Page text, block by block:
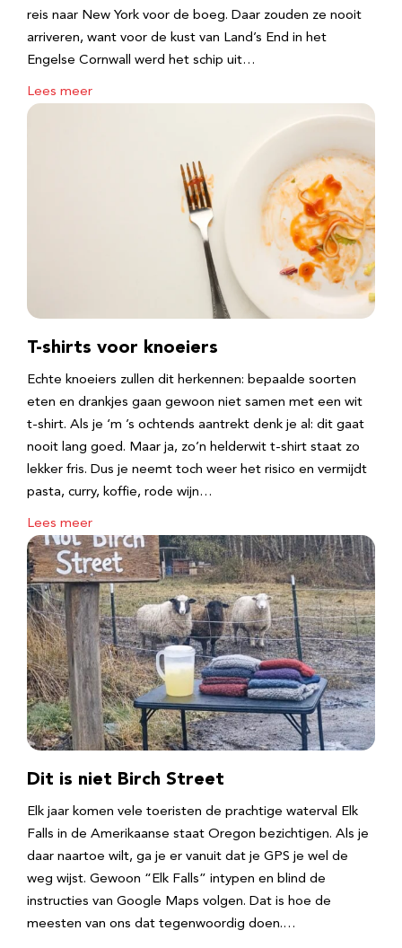
reis naar New York voor de boeg. Daar zouden ze nooit
arriveren, want voor de kust van Land’s End in het
Engelse Cornwall werd het schip uit…
Lees meer
T-shirts voor knoeiers
Echte knoeiers zullen dit herkennen: bepaalde soorten
eten en drankjes gaan gewoon niet samen met een wit
t-shirt. Als je ‘m ’s ochtends aantrekt denk je al: dit gaat
nooit lang goed. Maar ja, zo’n helderwit t-shirt staat zo
lekker fris. Dus je neemt toch weer het risico en vermijdt
pasta, curry, koffie, rode wijn…
Lees meer
Dit is niet Birch Street
Elk jaar komen vele toeristen de prachtige waterval Elk
Falls in de Amerikaanse staat Oregon bezichtigen. Als je
daar naartoe wilt, ga je er vanuit dat je GPS je wel de
weg wijst. Gewoon “Elk Falls” intypen en blind de
instructies van Google Maps volgen. Dat is hoe de
meesten van ons dat tegenwoordig doen.…